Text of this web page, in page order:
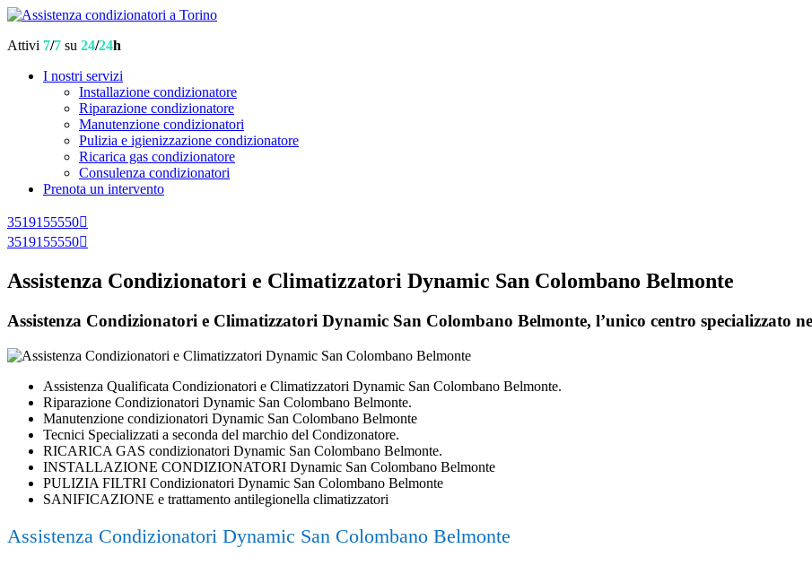
Attivi 7/7 su 24/24h
I nostri servizi
Installazione condizionatore
Riparazione condizionatore
Manutenzione condizionatori
Pulizia e igienizzazione condizionatore
Ricarica gas condizionatore
Consulenza condizionatori
Prenota un intervento
3519155550
3519155550
Assistenza Condizionatori e Climatizzatori Dynamic San Colombano Belmonte
Assistenza Condizionatori e Climatizzatori Dynamic San Colombano Belmonte, l’unico centro specializzato
Assistenza Qualificata Condizionatori e Climatizzatori Dynamic San Colombano Belmonte.
Riparazione Condizionatori Dynamic San Colombano Belmonte.
Manutenzione condizionatori Dynamic San Colombano Belmonte
Tecnici Specializzati a seconda del marchio del Condizonatore.
RICARICA GAS condizionatori Dynamic San Colombano Belmonte.
INSTALLAZIONE CONDIZIONATORI Dynamic San Colombano Belmonte
PULIZIA FILTRI Condizionatori Dynamic San Colombano Belmonte
SANIFICAZIONE e trattamento antilegionella climatizzatori
Assistenza Condizionatori Dynamic San Colombano Belmonte